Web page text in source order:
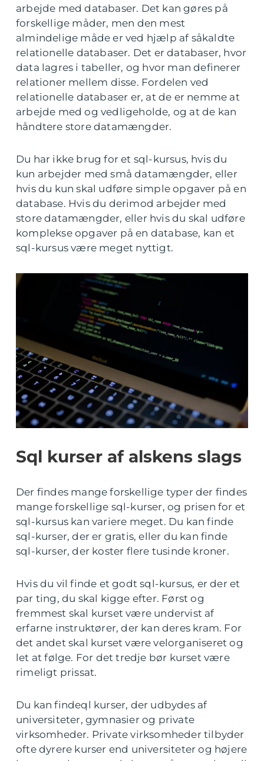
arbejde med databaser. Det kan gøres på
forskellige måder, men den mest
almindelige måde er ved hjælp af såkaldte
relationelle databaser. Det er databaser, hvor
data lagres i tabeller, og hvor man definerer
relationer mellem disse. Fordelen ved
relationelle databaser er, at de er nemme at
arbejde med og vedligeholde, og at de kan
håndtere store datamængder.
Du har ikke brug for et sql-kursus, hvis du
kun arbejder med små datamængder, eller
hvis du kun skal udføre simple opgaver på en
database. Hvis du derimod arbejder med
store datamængder, eller hvis du skal udføre
komplekse opgaver på en database, kan et
sql-kursus være meget nyttigt.
Sql kurser af alskens slags
Der findes mange forskellige typer der findes
mange forskellige sql-kurser, og prisen for et
sql-kursus kan variere meget. Du kan finde
sql-kurser, der er gratis, eller du kan finde
sql-kurser, der koster flere tusinde kroner.
Hvis du vil finde et godt sql-kursus, er der et
par ting, du skal kigge efter. Først og
fremmest skal kurset være undervist af
erfarne instruktører, der kan deres kram. For
det andet skal kurset være velorganiseret og
let at følge. For det tredje bør kurset være
rimeligt prissat.
Du kan findeql kurser, der udbydes af
universiteter, gymnasier og private
virksomheder. Private virksomheder tilbyder
ofte dyrere kurser end universiteter og højere